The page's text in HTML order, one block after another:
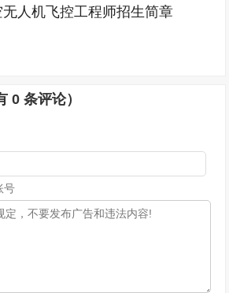
无人机飞控工程师招生简章
0 条评论）
号